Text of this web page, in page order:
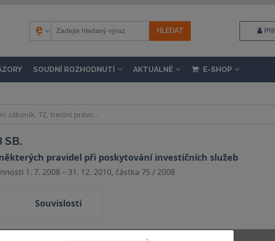
SOUDNÍ ROZHODNUTÍ AKTUÁLNĚ E-SHOP
SB.
pravidel při poskytování investičních služeb
1. 7. 2008 – 31. 12. 2010, částka 75 / 2008
Souvislosti